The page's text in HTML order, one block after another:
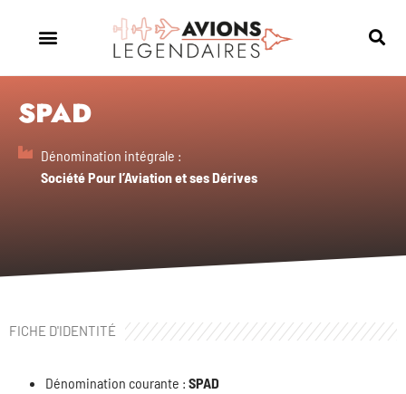
SPAD
Dénomination intégrale :
Société Pour l’Aviation et ses Dérives
FICHE D'IDENTITÉ
Dénomination courante : SPAD